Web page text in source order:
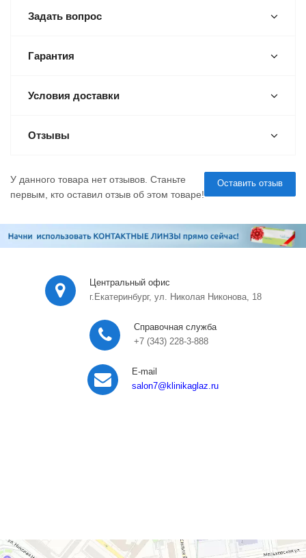
Задать вопрос
Гарантия
Условия доставки
Отзывы
Оставить отзыв
У данного товара нет отзывов. Станьте
первым, кто оставил отзыв об этом товаре!
Центральный офис
г.Екатеринбург, ул. Николая Никонова, 18
Справочная служба
+7 (343) 228-3-888
E-mail
salon7@klinikaglaz.ru